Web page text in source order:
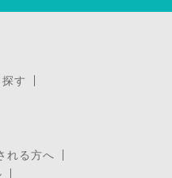
す
れる方へ